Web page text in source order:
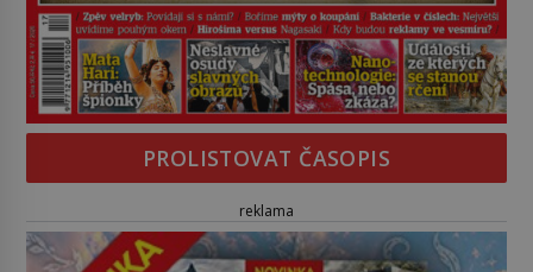
PROLISTOVAT ČASOPIS
reklama